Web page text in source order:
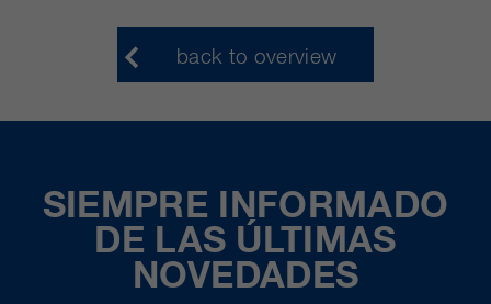
back to overview
SIEMPRE INFORMADO
DE LAS ÚLTIMAS
NOVEDADES